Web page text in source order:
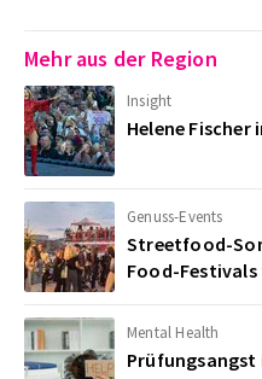
Mehr aus der Region
Insight
Helene
Genuss-Events
Streetfood-
Food-
Mental Health
Prüfungsangst